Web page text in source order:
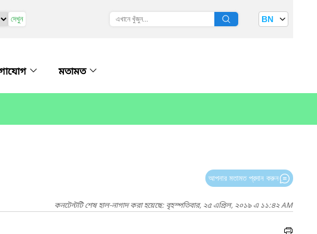
দেখুন BN
মতামত
আপনার মতামত প্রদান করুন
কনটেন্টটি শেষ হাল-নাগাদ করা হয়েছে: বৃহস্পতিবার, ২৫ এপ্রিল, ২০১৯ এ ১১:৪২ AM